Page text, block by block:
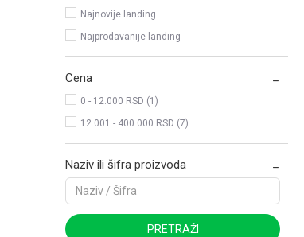
Najnovije landing
Najprodavanije landing
Cena
0 - 12.000 RSD (1)
12.001 - 400.000 RSD (7)
Naziv ili šifra proizvoda
PRETRAŽI